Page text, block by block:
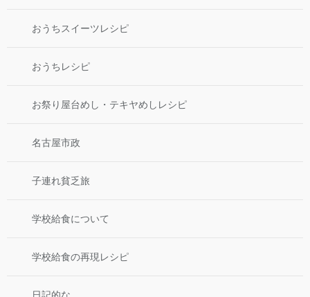
おうちスイーツレシピ
おうちレシピ
お祭り屋台めし・テキヤめしレシピ
名古屋市政
子連れ貧乏旅
学校給食について
学校給食の再現レシピ
日記的な